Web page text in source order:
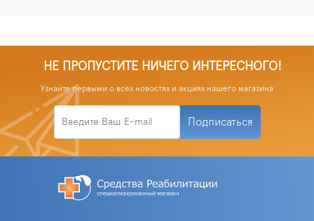
НЕ ПРОПУСТИТЕ НИЧЕГО ИНТЕРЕСНОГО!
Узнайте первыми о всех новостях и акциях нашего магазина
Подписаться